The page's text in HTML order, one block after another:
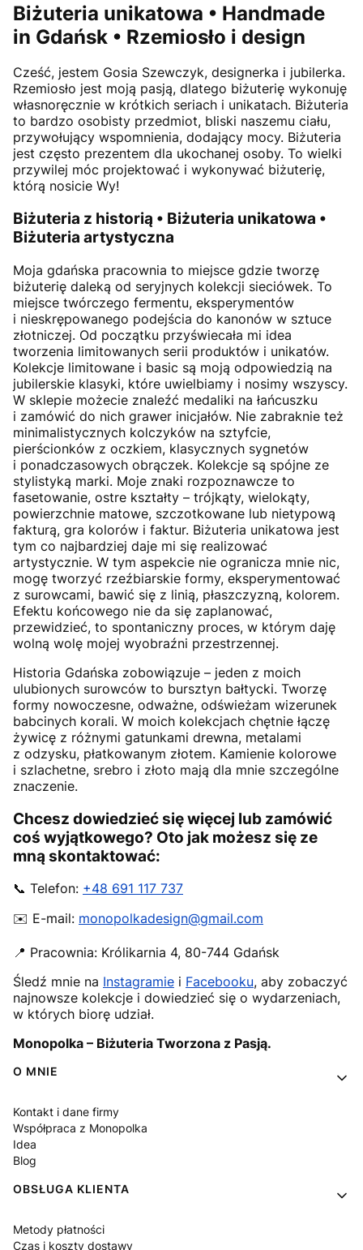
Biżuteria unikatowa • Handmade
in Gdańsk • Rzemiosło i design
Cześć, jestem Gosia Szewczyk, designerka i jubilerka.
Rzemiosło jest moją pasją, dlatego biżuterię wykonuję
własnoręcznie w krótkich seriach i unikatach. Biżuteria
to bardzo osobisty przedmiot, bliski naszemu ciału,
przywołujący wspomnienia, dodający mocy. Biżuteria
jest często prezentem dla ukochanej osoby. To wielki
przywilej móc projektować i wykonywać biżuterię,
którą nosicie Wy!
Biżuteria z historią • Biżuteria unikatowa •
Biżuteria artystyczna
Moja gdańska pracownia to miejsce gdzie tworzę
biżuterię daleką od seryjnych kolekcji sieciówek. To
miejsce twórczego fermentu, eksperymentów
i nieskrępowanego podejścia do kanonów w sztuce
złotniczej. Od początku przyświecała mi idea
tworzenia limitowanych serii produktów i unikatów.
Kolekcje limitowane i basic są moją odpowiedzią na
jubilerskie klasyki, które uwielbiamy i nosimy wszyscy.
W sklepie możecie znaleźć medaliki na łańcuszku
i zamówić do nich grawer inicjałów. Nie zabraknie też
minimalistycznych kolczyków na sztyfcie,
pierścionków z oczkiem, klasycznych sygnetów
i ponadczasowych obrączek. Kolekcje są spójne ze
stylistyką marki. Moje znaki rozpoznawcze to
fasetowanie, ostre kształty – trójkąty, wielokąty,
powierzchnie matowe, szczotkowane lub nietypową
fakturą, gra kolorów i faktur. Biżuteria unikatowa jest
tym co najbardziej daje mi się realizować
artystycznie. W tym aspekcie nie ogranicza mnie nic,
mogę tworzyć rzeźbiarskie formy, eksperymentować
z surowcami, bawić się z linią, płaszczyzną, kolorem.
Efektu końcowego nie da się zaplanować,
przewidzieć, to spontaniczny proces, w którym daję
wolną wolę mojej wyobraźni przestrzennej.
Historia Gdańska zobowiązuje – jeden z moich
ulubionych surowców to bursztyn bałtycki. Tworzę
formy nowoczesne, odważne, odświeżam wizerunek
babcinych korali. W moich kolekcjach chętnie łączę
żywicę z różnymi gatunkami drewna, metalami
z odzysku, płatkowanym złotem. Kamienie kolorowe
i szlachetne, srebro i złoto mają dla mnie szczególne
znaczenie.
Chcesz dowiedzieć się więcej lub zamówić
coś wyjątkowego? Oto jak możesz się ze
mną skontaktować:
📞 Telefon: +48 691 117 737
✉️ E-mail: monopolkadesign@gmail.com
📍 Pracownia: Królikarnia 4, 80-744 Gdańsk
Śledź mnie na Instagramie i Facebooku, aby zobaczyć
najnowsze kolekcje i dowiedzieć się o wydarzeniach,
w których biorę udział.
Monopolka – Biżuteria Tworzona z Pasją.
Linki w stopce
O MNIE
Kontakt i dane firmy
Współpraca z Monopolka
Idea
Blog
OBSŁUGA KLIENTA
Metody płatności
Czas i koszty dostawy